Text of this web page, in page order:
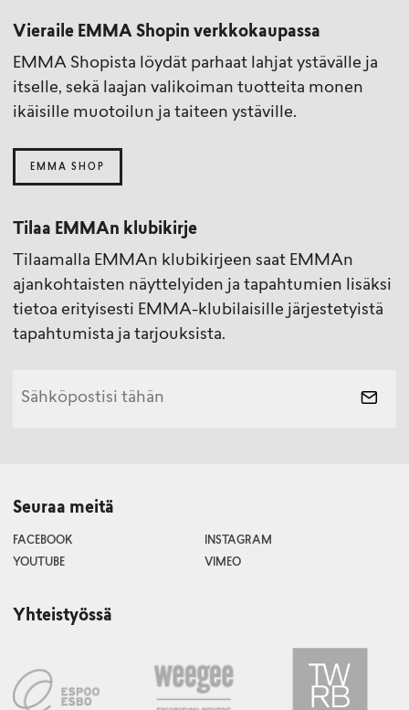
Vieraile EMMA Shopin verkkokaupassa
EMMA Shopista löydät parhaat lahjat ystävälle ja
itselle, sekä laajan valikoiman tuotteita monen
ikäisille muotoilun ja taiteen ystäville.
EMMA SHOP
Tilaa EMMAn klubikirje
Tilaamalla EMMAn klubikirjeen saat EMMAn
ajankohtaisten näyttelyiden ja tapahtumien lisäksi
tietoa erityisesti EMMA-klubilaisille järjestetyistä
tapahtumista ja tarjouksista.
Seuraa meitä
FACEBOOK
INSTAGRAM
YOUTUBE
VIMEO
Yhteistyössä